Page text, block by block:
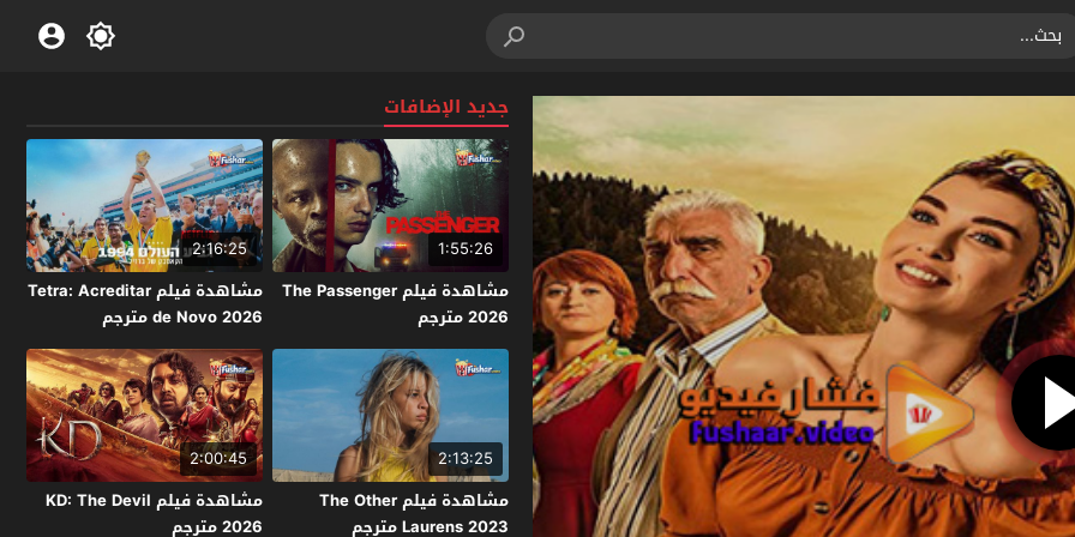
جديد الإضافات
1:55:26
مشاهدة فيلم The Passenger
2026 مترجم
2:16:25
مشاهدة فيلم Tetra: Acreditar
de Novo 2026 مترجم
2:13:25
مشاهدة فيلم The Other
Laurens 2023 مترجم
2:00:45
مشاهدة فيلم KD: The Devil
2026 مترجم